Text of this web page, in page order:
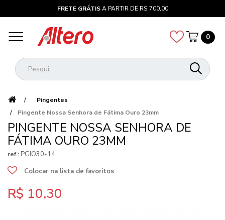
FRETE GRÁTISA PARTIR DE R$ 700,00
0
Pingentes
Pingente Nossa Senhora de Fátima Ouro 23mm
PINGENTE NOSSA SENHORA DE
FÁTIMA OURO 23MM
ref.: PGIO30-14
Colocar na lista de favoritos
R$ 10,30